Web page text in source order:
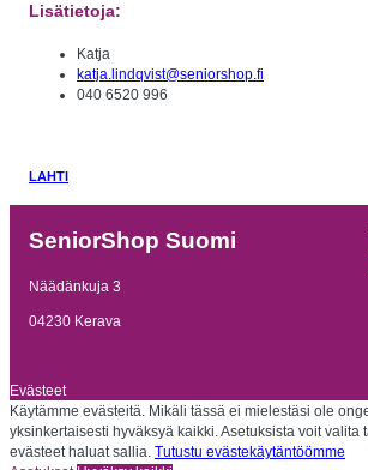
Lisätietoja:
Katja
katja.lindqvist@seniorshop.fi
040 6520 996
LAHTI
SeniorShop Suomi
Näädänkuja 3
04230 Kerava
Evästeet
Käytämme evästeitä. Mikäli tässä ei mielestäsi ole
yksinkertaisesti hyväksyä kaikki. Asetuksista voit valita
evästeet haluat sallia. Tutustu evästekäytäntöömme